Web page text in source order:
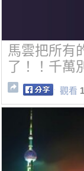
馬雲把所有
了！！千萬
觀看